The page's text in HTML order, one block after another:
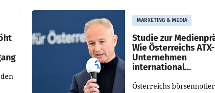
Manipulation und Zensur
der Agentur während
MARKETING & MEDIA
Studie zur
Wie Österreichs ATX-
Unternehmen
international
Österreichs